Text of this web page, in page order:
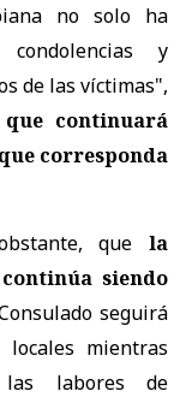
no solo ha
y
de las víctimas",
continuará
corresponda
que la
siendo
seguirá
locales mientras
las labores de